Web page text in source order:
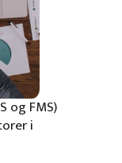
og FMS)
i